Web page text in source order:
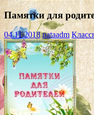
Памятки для
04.11.2018 nataadm